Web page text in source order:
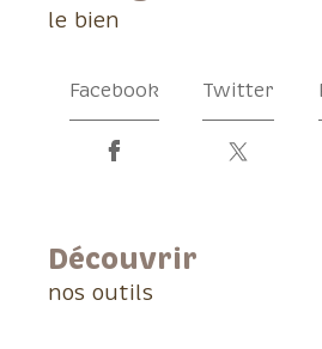
le bien
Facebook Twitter
découvrir
nos outils